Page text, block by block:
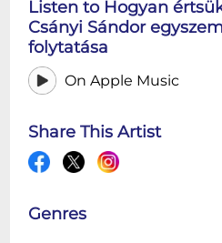
Listen to Hogyan
Csányi Sándor
folytatása
On Apple Music
Share This Artist
Genres